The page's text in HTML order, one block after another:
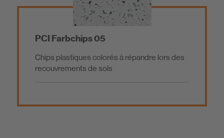
Chapes/Mortiers de scellement/revêtement
Colle de construction / Colles de montage
Revêtement
Agrégat
PCI Farbchips 05
Chips plastiques colorés à répandre lors des
recouvrements de sols